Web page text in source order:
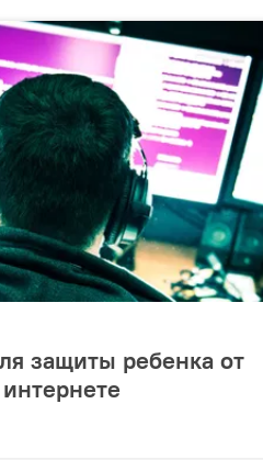
защиты ребенка от